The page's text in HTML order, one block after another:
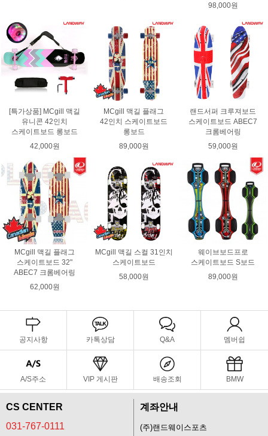
98,000원
[특가상품] MCgill 맥길
유니콘 42인치
스케이트보드 롱보드
42,000원
MCgill 맥길 플래그
42인치 스케이트보드
롱보드
89,000원
랜드서퍼 크루져보드
스케이트보드 ABEC7
크롬베어링
59,000원
MCgill 맥길 플래그
스케이트보드 32"
ABEC7 크롬베어링
62,000원
MCgill 맥길 스컬 31인치
스케이트보드
58,000원
웨이브보드프로
스케이트보드 S보드
89,000원
공지사항 카톡상담 Q&A 멤버쉽
A/S주소 VIP 게시판 배송조회 BMW
CS CENTER
031-767-0111
계좌안내
(주)랜드웨이스포츠